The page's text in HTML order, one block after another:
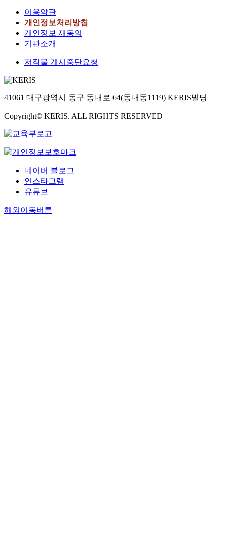
이용약관
개인정보처리방침
개인정보 재동의
기관소개
저작물 게시중단요청
41061 대구광역시 동구 동내로 64(동내동1119) KERIS빌딩
Copyright© KERIS. ALL RIGHTS RESERVED
네이버 블로그
인스타그램
유튜브
해외이동버튼